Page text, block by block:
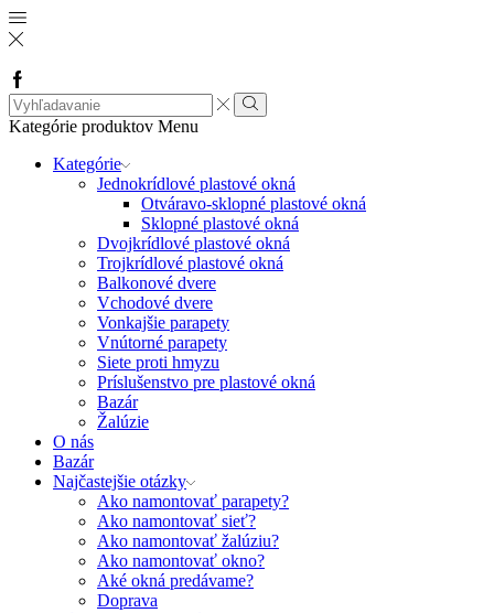
Facebook
Search
input
Vyhľadávanie
Kategórie produktov Menu
Kategórie
Jednokrídlové plastové okná
Otváravo-sklopné plastové okná
Sklopné plastové okná
Dvojkrídlové plastové okná
Trojkrídlové plastové okná
Balkonové dvere
Vchodové dvere
Vonkajšie parapety
Vnútorné parapety
Siete proti hmyzu
Príslušenstvo pre plastové okná
Bazár
Žalúzie
O nás
Bazár
Najčastejšie otázky
Ako namontovať parapety?
Ako namontovať sieť?
Ako namontovať žalúziu?
Ako namontovať okno?
Aké okná predávame?
Doprava